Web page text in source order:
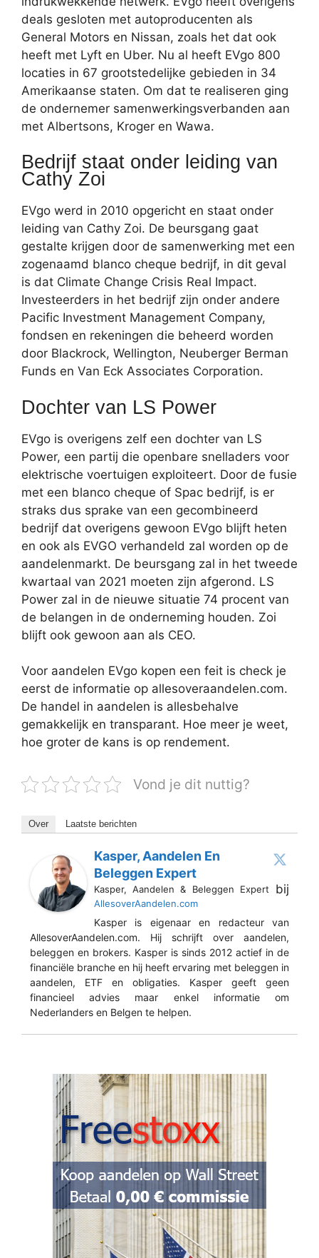
deals gesloten met autoproducenten als
General Motors en Nissan, zoals het dat ook
heeft met Lyft en Uber. Nu al heeft EVgo 800
locaties in 67 grootstedelijke gebieden in 34
Amerikaanse staten. Om dat te realiseren ging
de ondernemer samenwerkingsverbanden aan
met Albertsons, Kroger en Wawa.
Bedrijf staat onder leiding van
Cathy Zoi
EVgo werd in 2010 opgericht en staat onder
leiding van Cathy Zoi. De beursgang gaat
gestalte krijgen door de samenwerking met een
zogenaamd blanco cheque bedrijf, in dit geval
is dat Climate Change Crisis Real Impact.
Investeerders in het bedrijf zijn onder andere
Pacific Investment Management Company,
fondsen en rekeningen die beheerd worden
door Blackrock, Wellington, Neuberger Berman
Funds en Van Eck Associates Corporation.
Dochter van LS Power
EVgo is overigens zelf een dochter van LS
Power, een partij die openbare snelladers voor
elektrische voertuigen exploiteert. Door de fusie
met een blanco cheque of Spac bedrijf, is er
straks dus sprake van een gecombineerd
bedrijf dat overigens gewoon EVgo blijft heten
en ook als EVGO verhandeld zal worden op de
aandelenmarkt. De beursgang zal in het tweede
kwartaal van 2021 moeten zijn afgerond. LS
Power zal in de nieuwe situatie 74 procent van
de belangen in de onderneming houden. Zoi
blijft ook gewoon aan als CEO.
Voor aandelen EVgo kopen een feit is check je
eerst de informatie op allesoveraandelen.com.
De handel in aandelen is allesbehalve
gemakkelijk en transparant. Hoe meer je weet,
hoe groter de kans is op rendement.
Vond je dit nuttig?
Over Laatste berichten
Kasper, Aandelen En
Beleggen Expert
Kasper, Aandelen & Beleggen Expert bij
AllesoverAandelen.com
Kasper is eigenaar en redacteur van
AllesoverAandelen.com. Hij schrijft over aandelen,
beleggen en brokers. Kasper is sinds 2012 actief in de
financiële branche en hij heeft ervaring met beleggen in
aandelen, ETF en obligaties. Kasper geeft geen
financieel advies maar enkel informatie om
Nederlanders en Belgen te helpen.